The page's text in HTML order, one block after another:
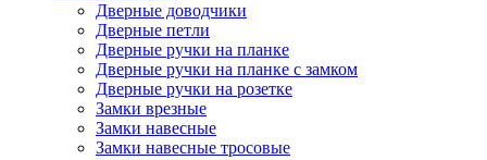
Дверные доводчики
Дверные петли
Дверные ручки на планке
Дверные ручки на планке с замком
Дверные ручки на розетке
Замки врезные
Замки навесные
Замки навесные тросовые